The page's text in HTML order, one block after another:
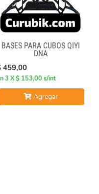
BASES PARA CUBOS QIYI
DNA
459,00
3 X $ 153,00 s/int
Agregar